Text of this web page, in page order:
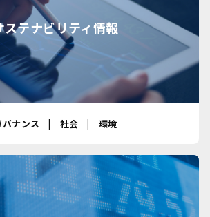
ステナビリティ情報
バナンス 社会 環境